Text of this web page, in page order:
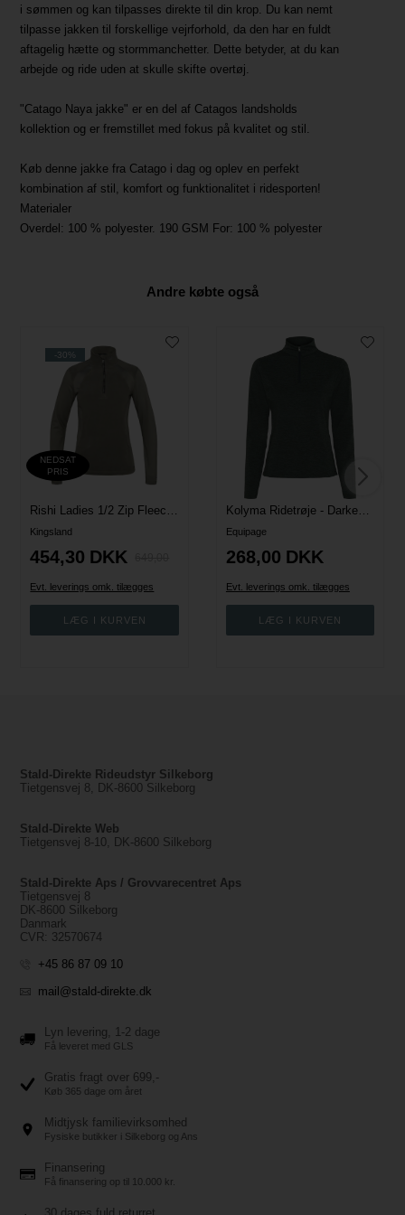
i sømmen og kan tilpasses direkte til din krop. Du kan nemt
tilpasse jakken til forskellige vejrforhold, da den har en fuldt
aftagelig hætte og stormmanchetter. Dette betyder, at du kan
arbejde og ride uden at skulle skifte overtøj.
"Catago Naya jakke" er en del af Catagos landsholds
kollektion og er fremstillet med fokus på kvalitet og stil.
Køb denne jakke fra Catago i dag og oplev en perfekt
kombination af stil, komfort og funktionalitet i ridesporten!
Materialer
Overdel: 100 % polyester. 190 GSM For: 100 % polyester
Andre købte også
-30%
NEDSAT
PRIS
Rishi Ladies 1/2 Zip Fleece - Green Gunmetal
Kingsland
454,30 DKK
Evt. leverings omk. tilægges
Kolyma Ridetrøje - Darkest Spruce
Equipage
268,00 DKK
Evt. leverings omk. tilægges
Stald-Direkte Rideudstyr Silkeborg
Tietgensvej 8, DK-8600 Silkeborg
Stald-Direkte Web
Tietgensvej 8-10, DK-8600 Silkeborg
Stald-Direkte Aps / Grovvarecentret Aps
Tietgensvej 8
DK-8600 Silkeborg
Danmark
CVR: 32570674
+45 86 87 09 10
mail@stald-direkte.dk
Lyn levering, 1-2 dage
Få leveret med GLS
Gratis fragt over 699,-
Køb 365 dage om året
Midtjysk familievirksomhed
Fysiske butikker i Silkeborg og Ans
Finansering
Få finansering op til 10.000 kr.